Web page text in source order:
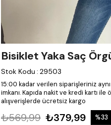
Bisiklet Yaka Saç
Stok Kodu : 29503
15:00 kadar verilen siparişleriniz
imkanı.Kapıda nakit ve kredi kartı ile
alışverişlerde ücretsiz kargo
₺569,99 ₺379,99 %33